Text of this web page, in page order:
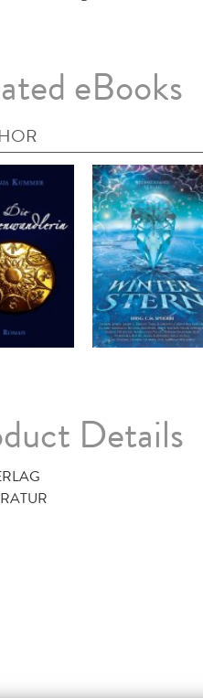
eBooks
Details